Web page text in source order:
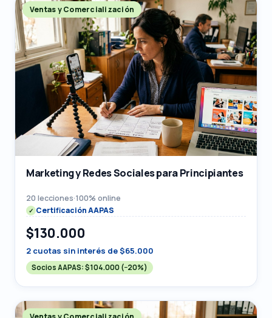
Ventas y Comercialización
Marketing y Redes Sociales para Principiantes
20 lecciones·100% online
Certificación AAPAS
$130.000
2 cuotas sin interés de $65.000
Socios AAPAS: $104.000 (−20%)